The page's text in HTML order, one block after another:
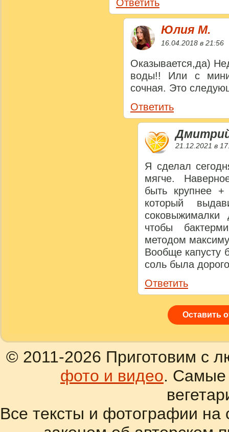
Ответить
Юлия M.
16.04.2018 в 21:56
Оказывается,да)
воды!! Или с
сочная. Это
Ответить
21.12.2021 в
Я сделал
мягче.
быть крупнее
который
чтобы
методом
Вообще капусту
соль была
Ответить
Оставить
© 2011-2026 Приготовим с
фото и видео. Самые
Все тексты и фотографии